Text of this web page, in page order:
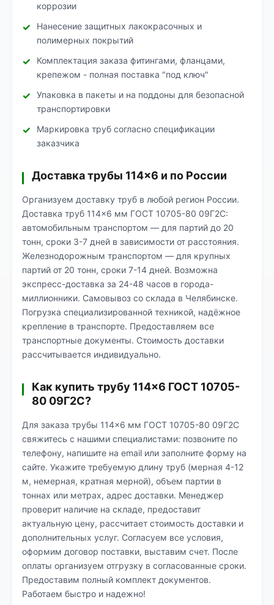
коррозии
Нанесение защитных лакокрасочных и
полимерных покрытий
Комплектация заказа фитингами, фланцами,
крепежом - полная поставка "под ключ"
Упаковка в пакеты и на поддоны для безопасной
транспортировки
Маркировка труб согласно спецификации
заказчика
Доставка трубы 114×6 и по России
Организуем доставку труб в любой регион России.
Доставка труб 114×6 мм ГОСТ 10705-80 09Г2С:
автомобильным транспортом — для партий до 20
тонн, сроки 3-7 дней в зависимости от расстояния.
Железнодорожным транспортом — для крупных
партий от 20 тонн, сроки 7-14 дней. Возможна
экспресс-доставка за 24-48 часов в города-
миллионники. Самовывоз со склада в Челябинске.
Погрузка специализированной техникой, надёжное
крепление в транспорте. Предоставляем все
транспортные документы. Стоимость доставки
рассчитывается индивидуально.
Как купить трубу 114×6 ГОСТ 10705-
80 09Г2С?
Для заказа трубы 114×6 мм ГОСТ 10705-80 09Г2С
свяжитесь с нашими специалистами: позвоните по
телефону, напишите на email или заполните форму на
сайте. Укажите требуемую длину труб (мерная 4-12
м, немерная, кратная мерной), объем партии в
тоннах или метрах, адрес доставки. Менеджер
проверит наличие на складе, предоставит
актуальную цену, рассчитает стоимость доставки и
дополнительных услуг. Согласуем все условия,
оформим договор поставки, выставим счет. После
оплаты организуем отгрузку в согласованные сроки.
Предоставим полный комплект документов.
Работаем быстро и надежно!